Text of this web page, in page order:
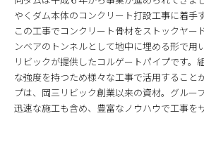
やくダム本体のコンクリート打設工事に着手
この工事でコンクリート骨材をストックヤー
ンベアのトンネルとして地中に埋める形で用
リビックが提供したコルゲートパイプです。
な強度を持つため様々な工事で活用すること
プは、岡三リビック創業以来の資材。グルー
迅速な施工も含め、豊富なノウハウで工事を